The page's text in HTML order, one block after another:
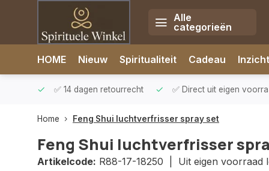
Alle
categorieën
HOME Nieuw Spiritualiteit Cadeau
✅ 14 dagen retourrecht ✅ Direct uit eigen
Home Feng Shui luchtverfrisser spray set
Feng Shui luchtverfrisser
Artikelcode: R88-17-18250 | Uit eigen voorraad